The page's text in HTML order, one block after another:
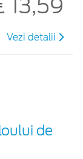
13,59
Vezi detalii
de